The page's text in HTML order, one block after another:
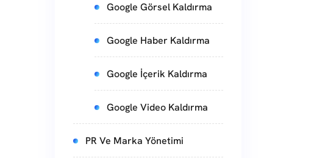
Google Görsel Kaldırma
Google Haber Kaldırma
Google İçerik Kaldırma
Google Video Kaldırma
PR Ve Marka Yönetimi